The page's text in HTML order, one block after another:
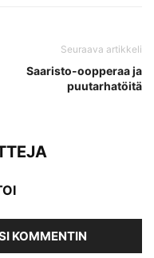
Seuraava artikkeli
Saaristo-oopperaa ja
puutarhatöitä
KOMMENTIN